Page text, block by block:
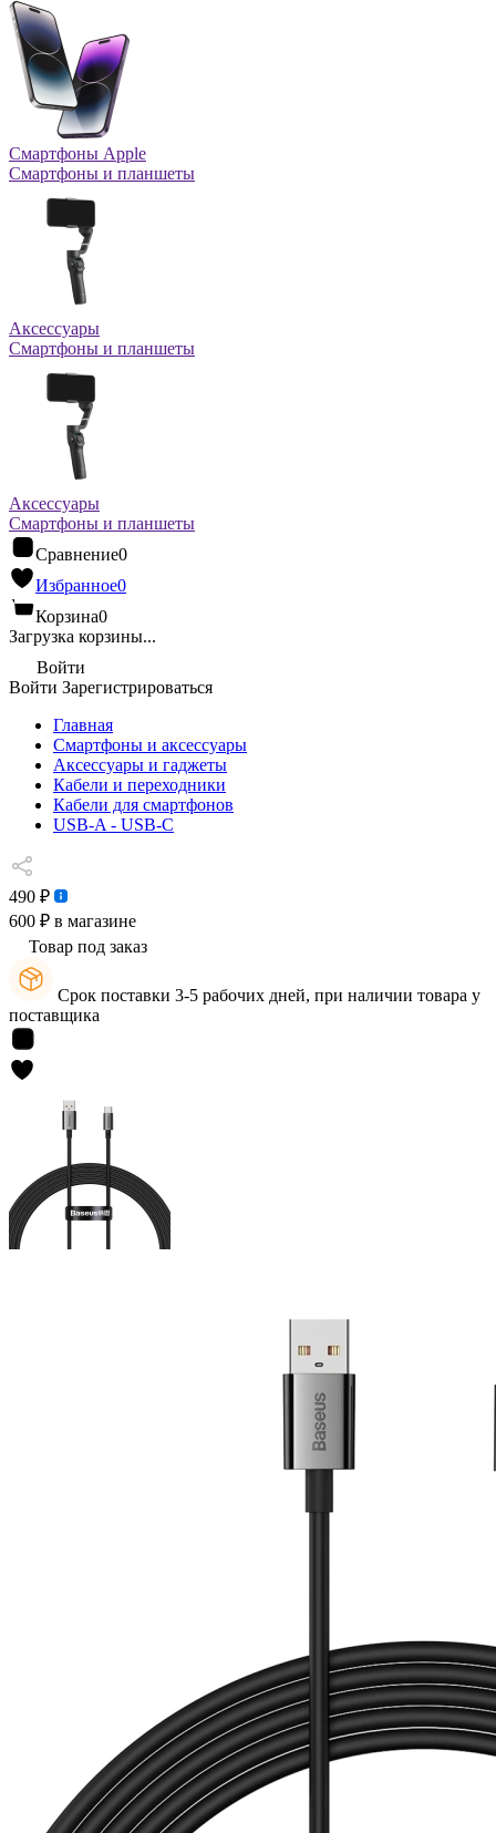
Смартфоны Apple
Смартфоны и планшеты
Аксессуары
Смартфоны и планшеты
Аксессуары
Смартфоны и планшеты
Сравнение0
Избранное0
Корзина0
Загрузка корзины...
Войти
Войти Зарегистрироваться
Главная
Смартфоны и аксессуары
Аксессуары и гаджеты
Кабели и переходники
Кабели для смартфонов
USB-A - USB-C
490 ₽
600 ₽ в магазине
Товар под заказ
Срок поставки 3-5 рабочих дней, при наличии товара у
поставщика